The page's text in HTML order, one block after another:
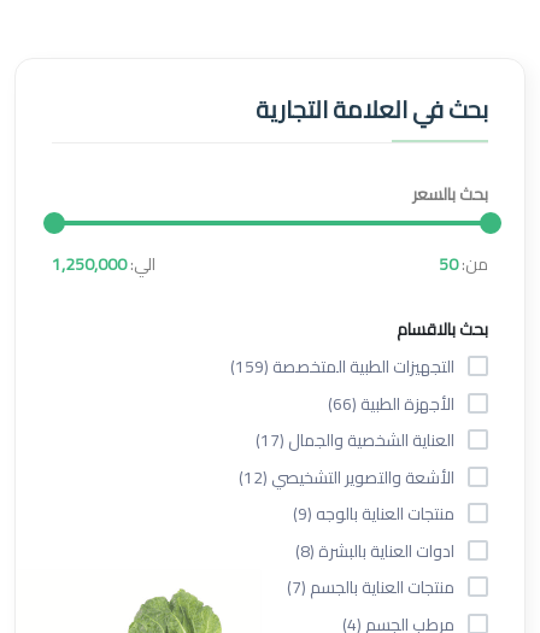
بحث في العلامة التجارية
بحث بالسعر
من:50 الي:1,250,000
بحث بالاقسام
التجهيزات الطبية المتخصصة (159)
الأجهزة الطبية (66)
العناية الشخصية والجمال (17)
الأشعة والتصوير التشخيصي (12)
منتجات العناية بالوجه (9)
ادوات العناية بالبشرة (8)
منتجات العناية بالجسم (7)
مرطب الجسم (4)